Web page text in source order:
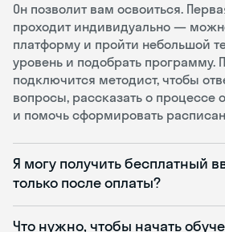
Он позволит вам освоиться.
проходит индивидуально —
платформу и пройти небольшой
уровень и подобрать программу.
подключится методист, чтобы
вопросы, рассказать о процессе
и помочь сформировать
Я могу получить бесплатный
только после оплаты?
Что нужно, чтобы начать